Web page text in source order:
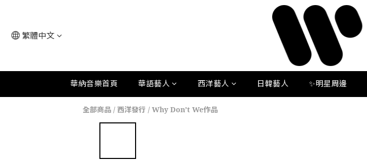
繁體中文
華納音樂首頁 華語藝人 西洋藝人 日韓藝人 ✨明星周邊
全部商品 / 西洋發行 / Why Don’t We作品